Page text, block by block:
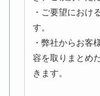
・ご要望におけ
す。
・弊社からお客
容を取りまとめ
きます。